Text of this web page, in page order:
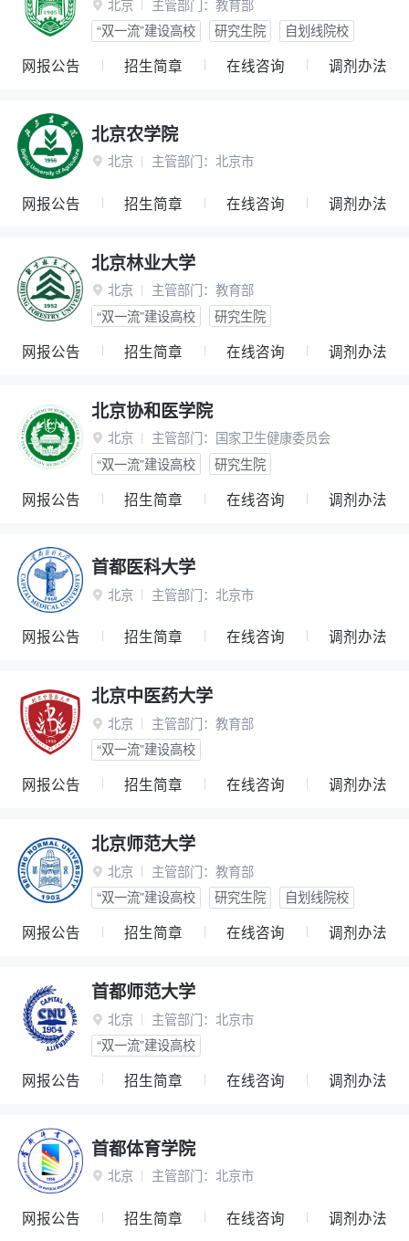
 北京 主管部门： 教育部
“双一流”建设高校
研究生院 自划线院校
网报公告 招生简章 在线咨询 调剂办法
北京农学院
 北京 主管部门： 北京市
网报公告 招生简章 在线咨询 调剂办法
北京林业大学
 北京 主管部门： 教育部
“双一流”建设高校
研究生院
网报公告 招生简章 在线咨询 调剂办法
北京协和医学院
 北京 主管部门： 国家卫生健康委员会
“双一流”建设高校
研究生院
网报公告 招生简章 在线咨询 调剂办法
首都医科大学
 北京 主管部门： 北京市
网报公告 招生简章 在线咨询 调剂办法
北京中医药大学
 北京 主管部门： 教育部
“双一流”建设高校
网报公告 招生简章 在线咨询 调剂办法
北京师范大学
 北京 主管部门： 教育部
“双一流”建设高校
研究生院 自划线院校
网报公告 招生简章 在线咨询 调剂办法
首都师范大学
 北京 主管部门： 北京市
“双一流”建设高校
网报公告 招生简章 在线咨询 调剂办法
首都体育学院
 北京 主管部门： 北京市
网报公告 招生简章 在线咨询 调剂办法